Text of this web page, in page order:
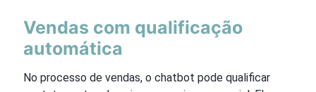
Vendas com qualificação
automática
No processo de vendas, o chatbot pode qualificar